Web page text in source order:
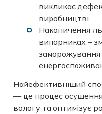
викликає
виробництві
Накопичення
випарниках –
заморожування
Найефективніший
— це процес
вологу та оптимізує